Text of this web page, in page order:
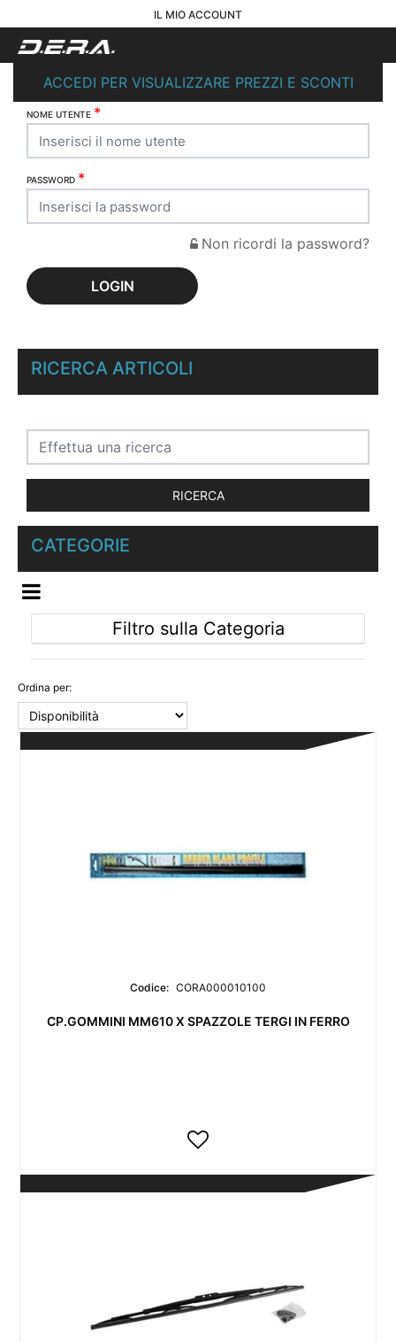
IL MIO ACCOUNT
ACCEDI PER VISUALIZZARE PREZZI E SCONTI
NOME UTENTE *
PASSWORD *
Non ricordi la password?
RICERCA ARTICOLI
CATEGORIE
OPEN MENU
Filtro sulla Categoria
Ordina per:
Codice: CORA000010100
CP.GOMMINI MM610 X SPAZZOLE TERGI IN FERRO